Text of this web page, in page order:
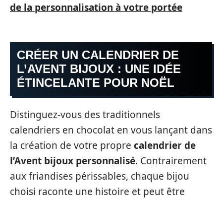
de la personnalisation à votre portée
CRÉER UN CALENDRIER DE
L’AVENT BIJOUX : UNE IDÉE
ÉTINCELANTE POUR NOËL
Distinguez-vous des traditionnels
calendriers en chocolat en vous lançant dans
la création de votre propre calendrier de
l’Avent bijoux personnalisé. Contrairement
aux friandises périssables, chaque bijou
choisi raconte une histoire et peut être